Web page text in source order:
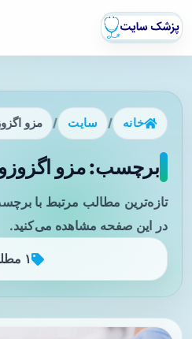
خانه / سایت / مزو
برچسب: مزو
تازه‌ترین مطالب مرتبط با
در این صفحه مشاهده می‌کنید.
۱ مطلب